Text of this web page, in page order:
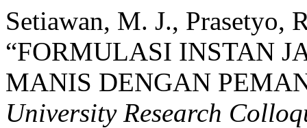
Setiawan, M. J., Prasetyo,
“FORMULASI INSTAN
MANIS DENGAN
University Research